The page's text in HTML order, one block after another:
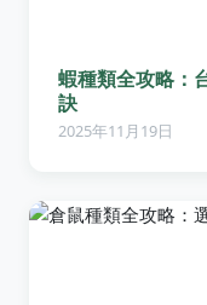
蝦種類全攻略：
訣
2025年11月19日